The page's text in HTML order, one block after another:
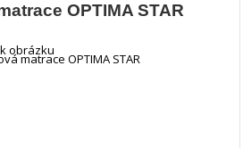
OPTIMA STAR